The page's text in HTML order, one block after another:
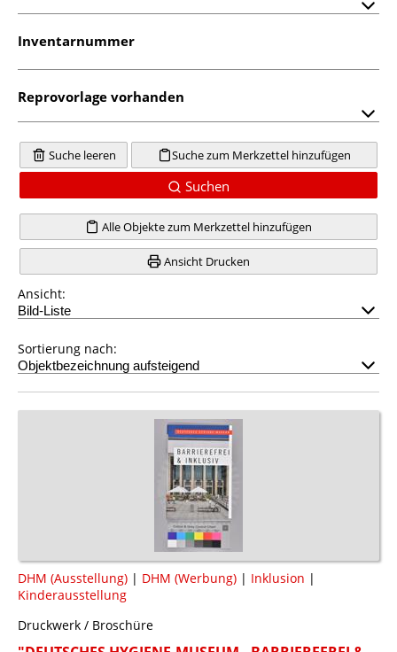
Inventarnummer
Reprovorlage vorhanden
Suche leeren Suche zum Merkzettel hinzufügen
Suchen
Alle Objekte zum Merkzettel hinzufügen
Ansicht Drucken
Ansicht:
Sortierung nach:
DHM (Ausstellung) | DHM (Werbung) | Inklusion |
Kinderausstellung
Druckwerk / Broschüre